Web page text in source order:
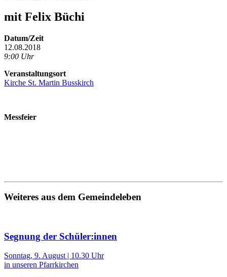
mit Felix Büchi
Datum/Zeit
12.08.2018
9:00 Uhr
Veranstaltungsort
Kirche St. Martin Busskirch
Messfeier
Weiteres aus dem Gemeindeleben
Segnung der Schüler:innen
Sonntag, 9. August | 10.30 Uhr
in unseren Pfarrkirchen